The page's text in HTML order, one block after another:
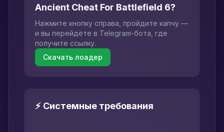
Ancient Cheat For Battlefield 6?
Нажмите кнопку справа, пройдите капчу —
и вы перейдёте в Telegram-бота, где
получите ссылку.
Скачать лоадер
⚡ Системные требования